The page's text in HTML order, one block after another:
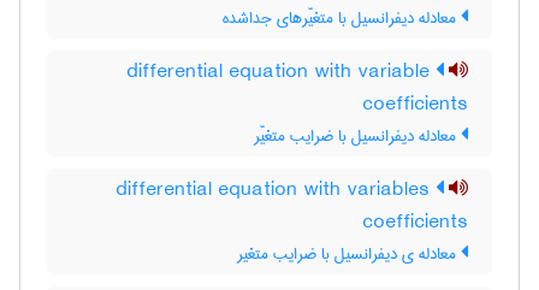
معادله دیفرانسیل با متغیّرهای جداشده
differential equation with variable
coefficients
معادله دیفرانسیل با ضرایب متغیّر
differential equation with variables
coefficients
معادله ی دیفرانسیل با ضرایب متغیر